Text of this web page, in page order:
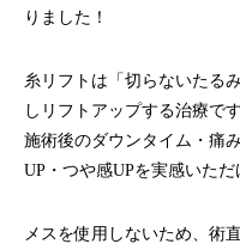
りました！
糸リフトは「切らないたる
しリフトアップする治療です
施術後のダウンタイム・痛
UP・つや感UPを実感いただ
メスを使用しないため、術